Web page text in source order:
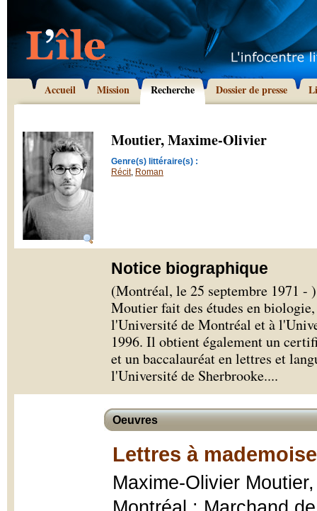
Accueil Mission Recherche Dossier de presse
Moutier, Maxime-Olivier
Genre(s) littéraire(s) :
Récit, Roman
Notice biographique
(Montréal, le 25 septembre 1971
Moutier fait des études en
l'Université de Montréal et à
1996. Il obtient également un
et un baccalauréat en lettres et
l'Université de Sherbrooke....
Oeuvres
Lettres à
Maxime-Olivier